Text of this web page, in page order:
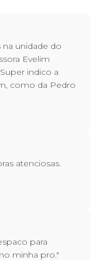
unidade do
Evelim
indico a
como da Pedro
atenciosas.
para
minha pro."